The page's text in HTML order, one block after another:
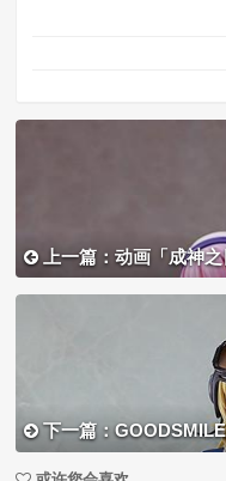
上一篇：动画「成神
下一篇：GOODSMILE「战翼